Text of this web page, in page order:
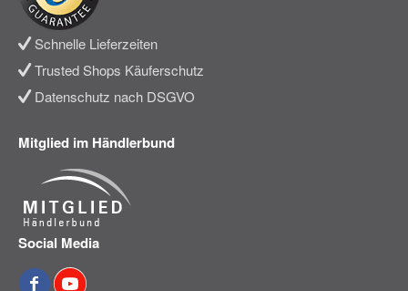
Schnelle Lieferzeiten
Trusted Shops Käuferschutz
Datenschutz nach DSGVO
Mitglied im Händlerbund
Social Media